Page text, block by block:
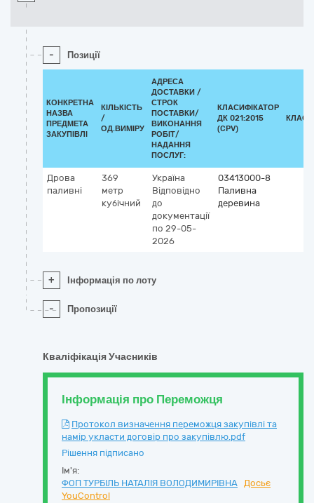
- Позиції
КОНКРЕТНА
НАЗВА
ПРЕДМЕТА
ЗАКУПІВЛІ
КІЛЬКІСТЬ
/
ОД.ВИМІРУ
АДРЕСА
ДОСТАВКИ /
СТРОК
ПОСТАВКИ/
ВИКОНАННЯ
РОБІТ/
НАДАННЯ
ПОСЛУГ:
КЛАСИФІКАТОР
ДК 021:2015
(CPV)
Дрова
паливні
369
метр
кубічний
Україна
Відповідно
до
документації
по 29-05-
2026
03413000-8
Паливна
деревина
+ Інформація по лоту
- Пропозиції
Кваліфікація Учасників
Інформація про Переможця
Протокол визначення переможця закупівлі та
намір укласти договір про закупівлю.pdf
Рішення підписано
Ім'я:
ФОП ТУРБІЛЬ НАТАЛІЯ ВОЛОДИМИРІВНА Досьє
YouControl